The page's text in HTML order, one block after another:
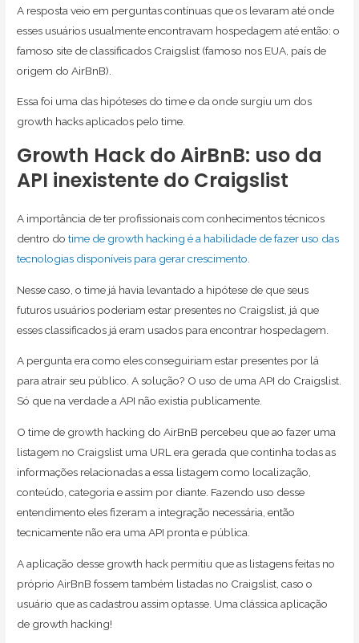
A resposta veio em perguntas contínuas que os levaram até onde
esses usuários usualmente encontravam hospedagem até então: o
famoso site de classificados Craigslist (famoso nos EUA, país de
origem do AirBnB).
Essa foi uma das hipóteses do time e da onde surgiu um dos
growth hacks aplicados pelo time.
Growth Hack do AirBnB: uso da
API inexistente do Craigslist
A importância de ter profissionais com conhecimentos técnicos
dentro do time de growth hacking é a habilidade de fazer uso das
tecnologias disponíveis para gerar crescimento
Nesse caso, o time já havia levantado a hipótese de que seus
futuros usuários poderiam estar presentes no Craigslist, já que
esses classificados já eram usados para encontrar hospedagem.
A pergunta era como eles conseguiriam estar presentes por lá
para atrair seu público. A solução? O uso de uma API do Craigslist.
Só que na verdade a API não existia publicamente.
O time de growth hacking do AirBnB percebeu que ao fazer uma
listagem no Craigslist uma URL era gerada que continha todas as
informações relacionadas a essa listagem como localização,
conteúdo, categoria e assim por diante. Fazendo uso desse
entendimento eles fizeram a integração necessária, então
tecnicamente não era uma API pronta e pública.
A aplicação desse growth hack permitiu que as listagens feitas no
próprio AirBnB fossem também listadas no Craigslist, caso o
usuário que as cadastrou assim optasse. Uma clássica aplicação
de growth hacking!